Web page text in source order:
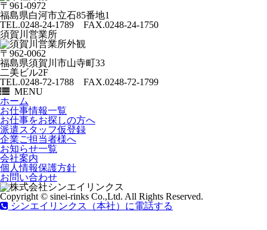
〒961-0972
福島県白河市立石85番地1
TEL.0248-24-1789 FAX.0248-24-1750
須賀川営業所
〒962-0062
福島県須賀川市山寺町33
二美ビル2F
TEL.0248-72-1788 FAX.0248-72-1799
MENU
ホーム
お仕事情報一覧
お仕事をお探しの方へ
派遣スタッフ仮登録
企業ご担当者様へ
お知らせ一覧
会社案内
個人情報保護方針
お問い合わせ
Copyright © sinei-rinks Co.,Ltd. All Rights Reserved.
シンエイリンクス（本社）に電話する